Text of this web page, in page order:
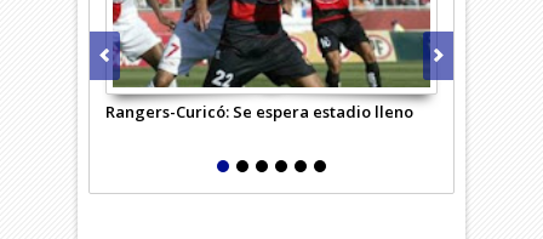
Rangers-Curicó: Se espera estadio lleno